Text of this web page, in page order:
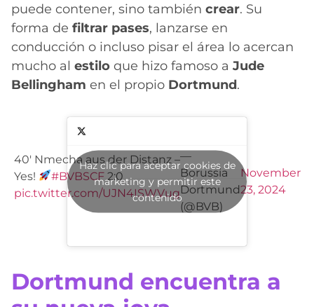
puede contener, sino también crear. Su
forma de filtrar pases, lanzarse en
conducción o incluso pisar el área lo acercan
mucho al estilo que hizo famoso a Jude
Bellingham en el propio Dortmund.
40' Nmecha aus der Distanz –
Yes!
#BVBSCF2:0
pic.twitter.com/UJN4ISWVug
—
Borussia
Dortmund
(@BVB)
November
23, 2024
Haz clic para aceptar cookies de
marketing y permitir este
contenido
Dortmund encuentra a